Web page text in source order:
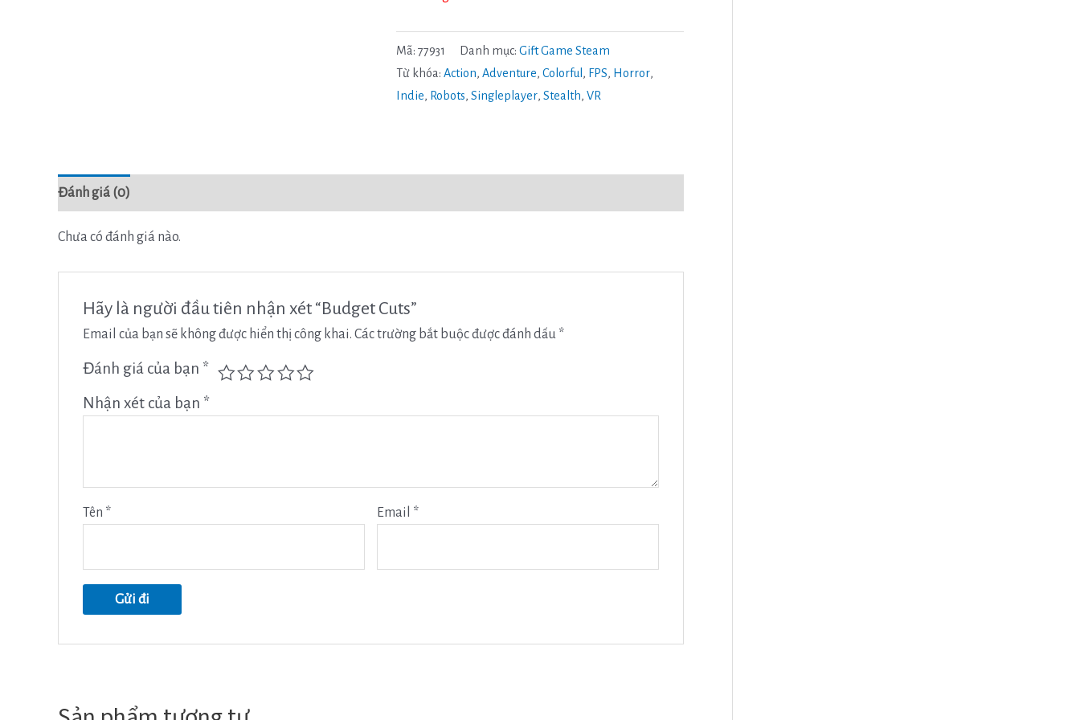
Mã: 77931 Danh mục: Gift Game Steam
Từ khóa: Action, Adventure, Colorful , FPS, Horror,
Indie, Robots, Singleplayer, Stealth, VR
Đánh giá (0)
Chưa có đánh giá nào.
Hãy là người đầu tiên nhận xét “Budget Cuts”
Email của bạn sẽ không được hiển thị công khai. Các trường bắt buộc được đánh dấu *
Đánh giá của bạn *
Nhận xét của bạn *
Tên * Email *